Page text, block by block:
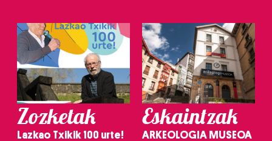
Zozketak
Lazkao Txikik 100 urte!
Eskaintzak
ARKEOLOGIA MUSEOA